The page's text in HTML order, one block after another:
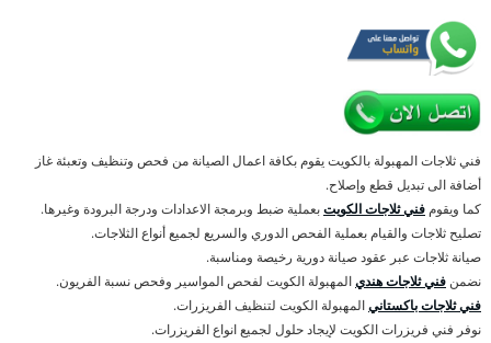
فني ثلاجات المهبولة بالكويت يقوم بكافة اعمال الصيانة من فحص وتنظيف وتعبئة غاز
أضافة الى تبديل قطع وإصلاح.
كما ويقوم فني ثلاجات الكويتبعملية ضبط وبرمجة الاعدادات ودرجة البرودة وغيرها.
تصليح ثلاجات والقيام بعملية الفحص الدوري والسريع لجميع أنواع الثلاجات.
صيانة ثلاجات عبر عقود صيانة دورية رخيصة ومناسبة.
نضمن فني ثلاجات هنديالمهبولة الكويت لفحص المواسير وفحص نسبة الفريون.
فني ثلاجات باكستانيالمهبولة الكويت لتنظيف الفريزرات.
نوفر فني فريزرات الكويت لإيجاد حلول لجميع انواع الفريزرات.